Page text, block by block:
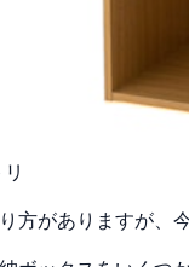
方がありますが、